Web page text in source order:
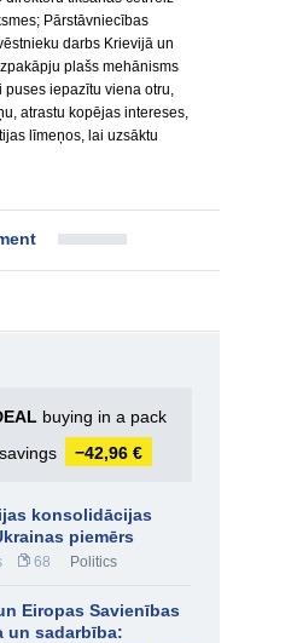
Pārstāvniecības
darbs Krievijā un
plašs mehānisms
puses iepazītu viena otru,
atrastu kopējas intereses,
līmeņos, lai uzsāktu
buying in a pack
−42,96 €
konsolidācijas
piemērs
68 Politics
Eiropas Savienības
un sadarbība: